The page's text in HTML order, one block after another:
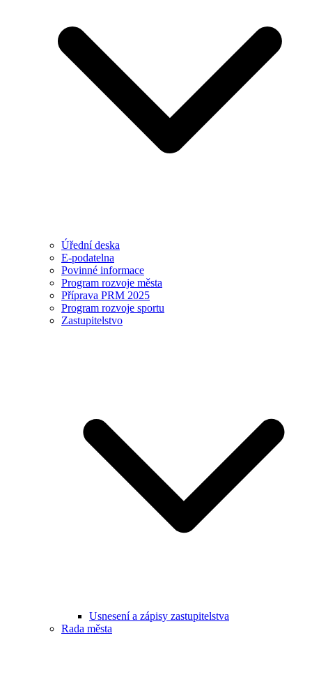
Úřední deska
E-podatelna
Povinné informace
Program rozvoje města
Příprava PRM 2025
Program rozvoje sportu
Zastupitelstvo
Usnesení a zápisy zastupitelstva
Rada města